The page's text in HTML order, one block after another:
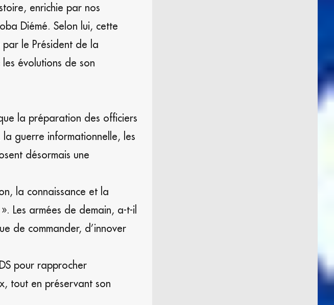
enrichie par nos
Diémé. Selon lui, cette
le Président de la
évolutions de son
la préparation des officiers
la guerre informationnelle, les
désormais une
la connaissance et la
Les armées de demain, a-t-il
de commander, d’innover
pour rapprocher
tout en préservant son